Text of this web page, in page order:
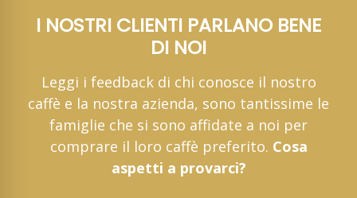
I NOSTRI CLIENTI PARLANO BENE
DI NOI
Leggi i feedback di chi conosce il nostro
caffè e la nostra azienda, sono tantissime le
famiglie che si sono affidate a noi per
comprare il loro caffè preferito. Cosa
aspetti a provarci?